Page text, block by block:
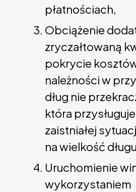
płatnościach,
Obciążenie
zryczałtowaną
pokrycie
należności w
dług nie
która
zaistniałej
na wielkość
Uruchomienie
wykorzystaniem